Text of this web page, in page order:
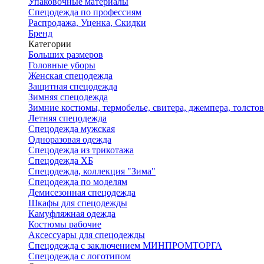
Спецодежда по профессиям
Распродажа, Уценка, Скидки
Бренд
Категории
Больших размеров
Головные уборы
Женская спецодежда
Защитная спецодежда
Зимняя спецодежда
Зимние костюмы, термобелье, свитера, джемпера,
Летняя спецодежда
Спецодежда мужская
Одноразовая одежда
Спецодежда из трикотажа
Спецодежда ХБ
Спецодежда, коллекция "Зима"
Спецодежда по моделям
Демисезонная спецодежда
Шкафы для спецодежды
Камуфляжная одежда
Костюмы рабочие
Аксессуары для спецодежды
Спецодежда с заключением МИНПРОМТОРГА
Спецодежда с логотипом